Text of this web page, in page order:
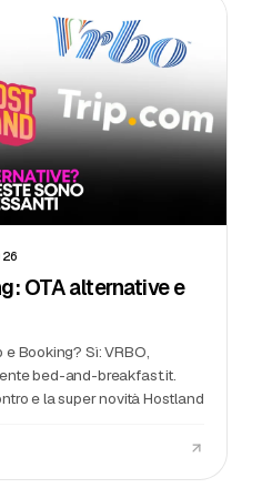
OTA alternative e
Booking? Sì: VRBO,
bed-and-breakfast.it.
e la super novità Hostland